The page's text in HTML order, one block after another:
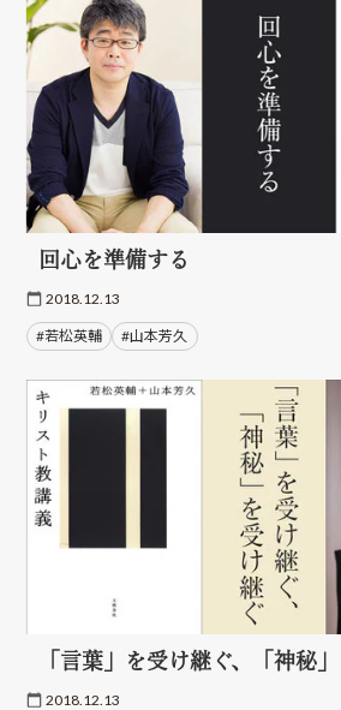
回心を準備する
2018.12.13
#若松英輔 #山本芳久
「言葉」を受け継ぐ、「神秘
2018.12.13